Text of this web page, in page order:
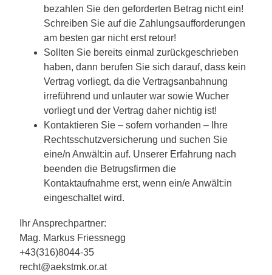
bezahlen Sie den geforderten Betrag nicht ein!
Schreiben Sie auf die Zahlungsaufforderungen
am besten gar nicht erst retour!
Sollten Sie bereits einmal zurückgeschrieben
haben, dann berufen Sie sich darauf, dass kein
Vertrag vorliegt, da die Vertragsanbahnung
irreführend und unlauter war sowie Wucher
vorliegt und der Vertrag daher nichtig ist!
Kontaktieren Sie – sofern vorhanden – Ihre
Rechtsschutzversicherung und suchen Sie
eine/n Anwält:in auf. Unserer Erfahrung nach
beenden die Betrugsfirmen die
Kontaktaufnahme erst, wenn ein/e Anwält:in
eingeschaltet wird.
Ihr Ansprechpartner:
Mag. Markus Friessnegg
+43(316)8044-35
recht@aekstmk.or.at